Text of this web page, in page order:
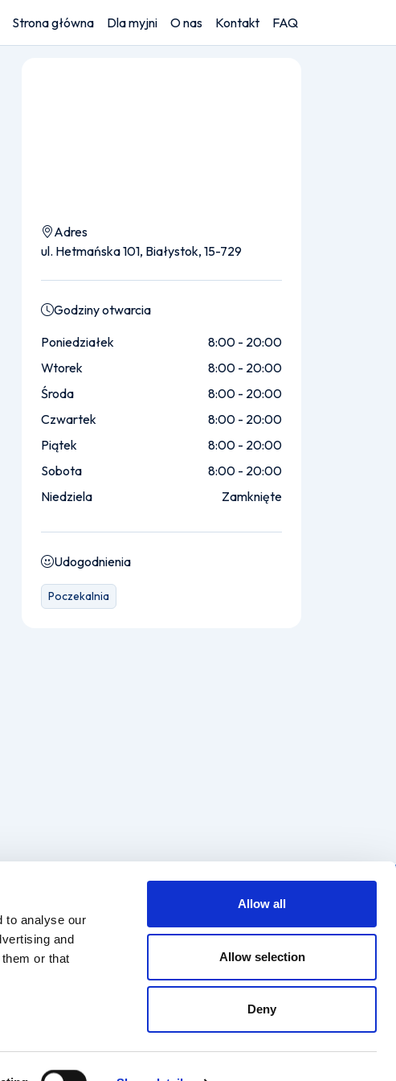
to analyse our
and
or that
Allow all
Allow selection
Deny
Strona główna Dla myjni O nas Kontakt FAQ
Adres
ul. Hetmańska 101, Białystok, 15-729
Godziny otwarcia
Poniedziałek
8:00 - 20:00
Wtorek
8:00 - 20:00
Środa
8:00 - 20:00
Czwartek
8:00 - 20:00
Piątek
8:00 - 20:00
Sobota
8:00 - 20:00
Niedziela
Zamknięte
Udogodnienia
Poczekalnia
Katalog myjni
02-677 Warszawa
kontakt@multiwash.pl